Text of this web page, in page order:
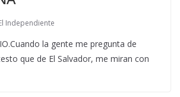
Independiente
la gente me pregunta de
que de El Salvador, me miran con